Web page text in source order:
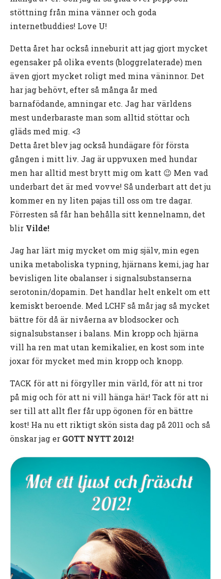
stöttning från mina vänner och goda
internetbuddies! Love U!
Detta året har också inneburit att jag gjort mycket
egensaker på olika events (bloggrelaterade) men
även gjort mycket roligt med mina väninnor. Det
har jag behövt, efter så många år med
barnafödande, amningar etc. Jag har världens
mest underbaraste man som alltid stöttar och
gläds med mig. <3
Detta året blev jag också hundägare för första
gången i mitt liv. Jag är uppvuxen med hundar
men har alltid mest brytt mig om katt 😉 Men vad
underbart det är med vovve! Så underbart att det ju
kommer en ny liten pajas till oss om tre dagar.
Förresten så får han behålla sitt kennelnamn, det
blir Vilde!
Jag har lärt mig mycket om mig själv, min egen
unika metaboliska typning, hjärnans kemi, jag har
bevisligen lite obalanser i signalsubstanserna
serotonin/dopamin. Det handlar helt enkelt om ett
kemiskt beroende. Med LCHF så mår jag så mycket
bättre för då är nivåerna av blodsocker och
signalsubstanser i balans. Min kropp och hjärna
vill ha ren mat utan kemikalier, en kost som inte
joxar för mycket med min kropp och knopp.
TACK för att ni förgyller min värld, för att ni tror
på mig och för att ni vill hänga här! Tack för att ni
ser till att allt fler får upp ögonen för en bättre
kost! Ha nu ett riktigt skön sista dag på 2011 och så
önskar jag er GOTT NYTT 2012!